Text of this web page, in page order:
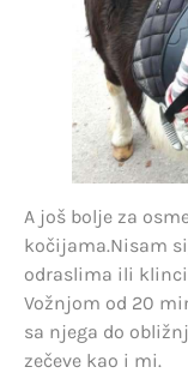
A još bolje za
kočijama.Nisam
odraslima ili
Vožnjom od 20
sa njega do
zečeve kao i mi.